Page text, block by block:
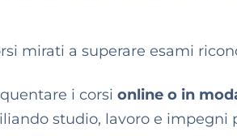
mirati a superare esami
i corsi online o in
studio, lavoro e impegni